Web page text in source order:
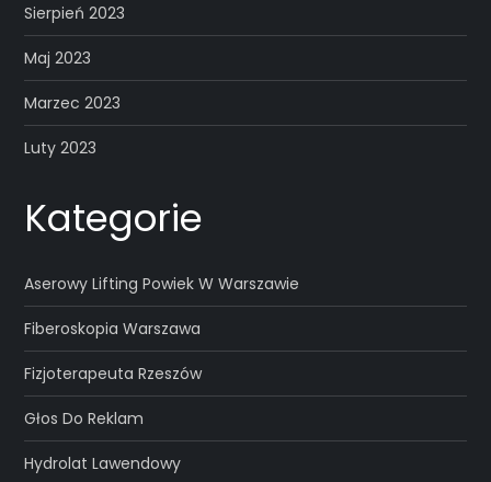
Sierpień 2023
Maj 2023
Marzec 2023
Luty 2023
Kategorie
Aserowy Lifting Powiek W Warszawie
Fiberoskopia Warszawa
Fizjoterapeuta Rzeszów
Głos Do Reklam
Hydrolat Lawendowy